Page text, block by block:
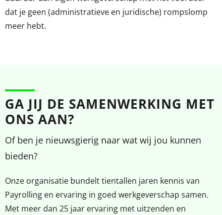
dat je geen (administratieve en juridische) rompslomp
meer hebt.
GA JIJ DE SAMENWERKING MET
ONS AAN?
Of ben je nieuwsgierig naar wat wij jou kunnen
bieden?
Onze organisatie bundelt tientallen jaren kennis van
Payrolling en ervaring in goed werkgeverschap samen.
Met meer dan 25 jaar ervaring met uitzenden en